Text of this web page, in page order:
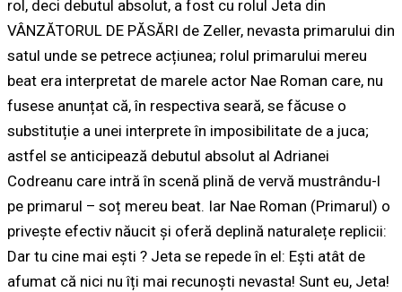
rol, deci debutul absolut, a fost cu rolul Jeta din
VÂNZĂTORUL DE PĂSĂRI de Zeller, nevasta primarului din
satul unde se petrece acțiunea; rolul primarului mereu
beat era interpretat de marele actor Nae Roman care, nu
fusese anunțat că, în respectiva seară, se făcuse o
substituție a unei interprete în imposibilitate de a juca;
astfel se anticipează debutul absolut al Adrianei
Codreanu care intră în scenă plină de vervă mustrându-l
pe primarul – soț mereu beat. Iar Nae Roman (Primarul) o
privește efectiv năucit și oferă deplină naturalețe replicii:
Dar tu cine mai ești ? Jeta se repede în el: Ești atât de
afumat că nici nu îți mai recunoști nevasta! Sunt eu, Jeta!